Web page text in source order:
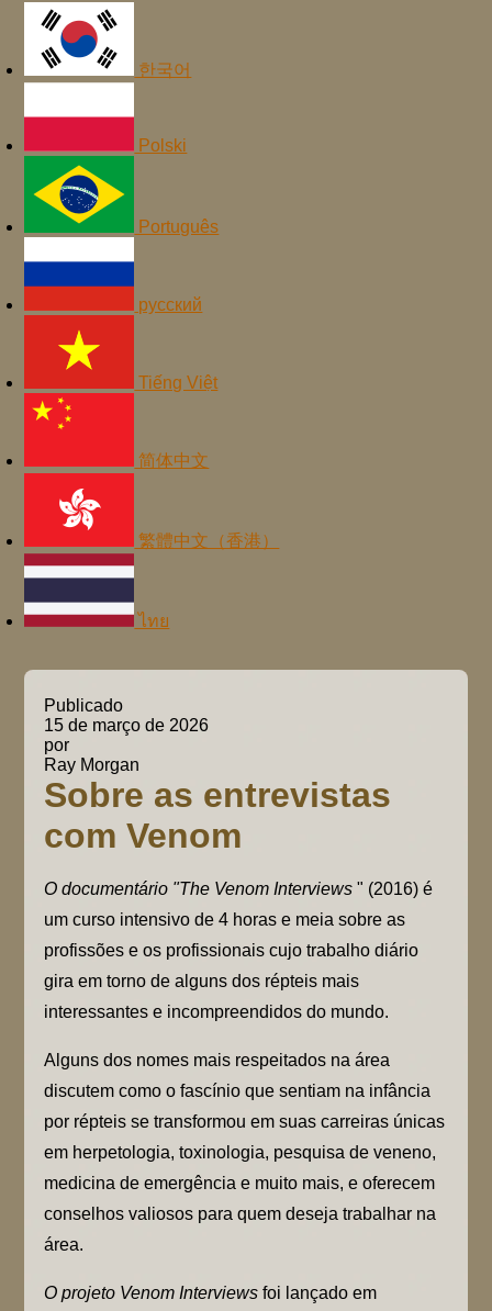
한국어
Polski
Português
русский
Tiếng Việt
简体中文
繁體中文（香港）
ไทย
Publicado
15 de março de 2026
por
Ray Morgan
Sobre as entrevistas
com Venom
O documentário "The Venom Interviews " (2016) é
um curso intensivo de 4 horas e meia sobre as
profissões e os profissionais cujo trabalho diário
gira em torno de alguns dos répteis mais
interessantes e incompreendidos do mundo.
Alguns dos nomes mais respeitados na área
discutem como o fascínio que sentiam na infância
por répteis se transformou em suas carreiras únicas
em herpetologia, toxinologia, pesquisa de veneno,
medicina de emergência e muito mais, e oferecem
conselhos valiosos para quem deseja trabalhar na
área.
O projeto Venom Interviews foi lançado em